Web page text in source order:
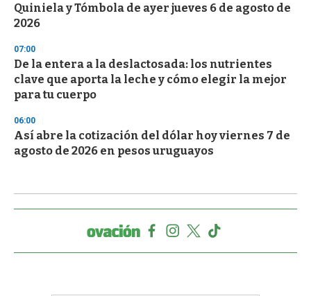
Quiniela y Tómbola de ayer jueves 6 de agosto de
2026
07:00
De la entera a la deslactosada: los nutrientes
clave que aporta la leche y cómo elegir la mejor
para tu cuerpo
06:00
Así abre la cotización del dólar hoy viernes 7 de
agosto de 2026 en pesos uruguayos